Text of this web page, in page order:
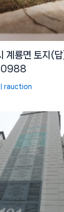
계룡면 토지(
rauction